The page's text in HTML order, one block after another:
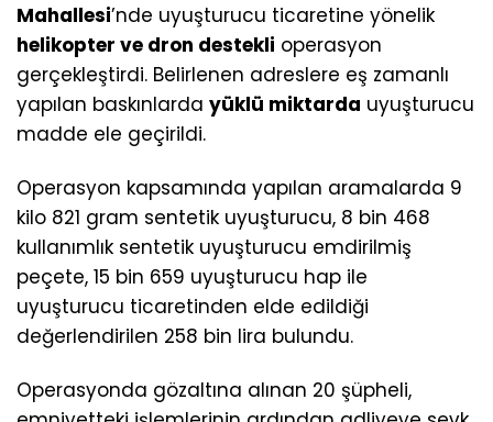
Mahallesi’nde uyuşturucu ticaretine yönelik
helikopter ve dron destekli operasyon
gerçekleştirdi. Belirlenen adreslere eş zamanlı
yapılan baskınlarda yüklü miktarda uyuşturucu
madde ele geçirildi.
Operasyon kapsamında yapılan aramalarda 9
kilo 821 gram sentetik uyuşturucu, 8 bin 468
kullanımlık sentetik uyuşturucu emdirilmiş
peçete, 15 bin 659 uyuşturucu hap ile
uyuşturucu ticaretinden elde edildiği
değerlendirilen 258 bin lira bulundu.
Operasyonda gözaltına alınan 20 şüpheli,